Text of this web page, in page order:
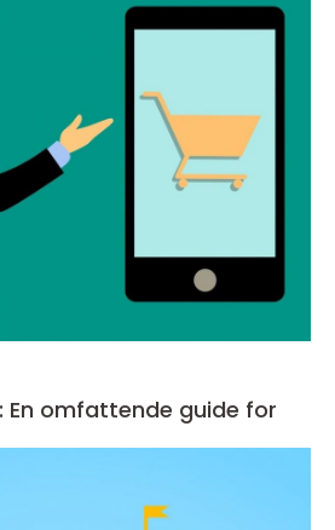
En omfattende guide for